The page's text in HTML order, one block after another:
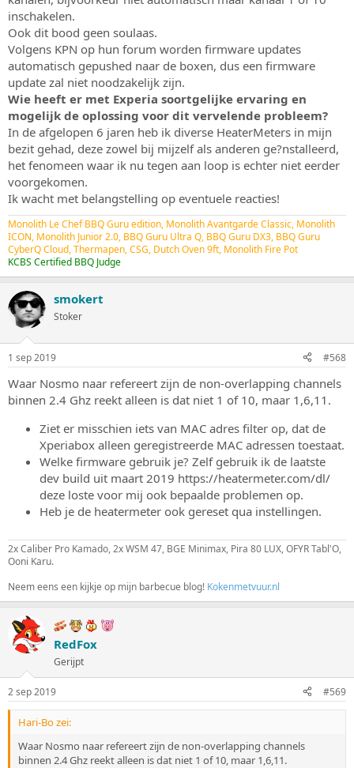
inschakelen.
Ook dit bood geen soulaas.
Volgens KPN op hun forum worden firmware updates
automatisch gepushed naar de boxen, dus een firmware
update zal niet noodzakelijk zijn.
Wie heeft er met Experia soortgelijke ervaring en
mogelijk de oplossing voor dit vervelende probleem?
In de afgelopen 6 jaren heb ik diverse HeaterMeters in mijn
bezit gehad, deze zowel bij mijzelf als anderen ge?nstalleerd,
het fenomeen waar ik nu tegen aan loop is echter niet eerder
voorgekomen.
Ik wacht met belangstelling op eventuele reacties!
Monolith Le Chef BBQ Guru edition, Monolith Avantgarde Classic, Monolith
ICON, Monolith Junior 2.0, BBQ Guru Ultra Q, BBQ Guru DX3, BBQ Guru
CyberQ Cloud, Thermapen, CSG, Dutch Oven 9ft, Monolith Fire Pot
KCBS Certified BBQ Judge
smokert
Stoker
1 sep 2019 #568
Waar Nosmo naar refereert zijn de non-overlapping channels
binnen 2.4 Ghz reekt alleen is dat niet 1 of 10, maar 1,6,11.
Ziet er misschien iets van MAC adres filter op, dat de
Xperiabox alleen geregistreerde MAC adressen toestaat.
Welke firmware gebruik je? Zelf gebruik ik de laatste
dev build uit maart 2019 https://heatermeter.com/dl/
deze loste voor mij ook bepaalde problemen op.
Heb je de heatermeter ook gereset qua instellingen.
2x Caliber Pro Kamado, 2x WSM 47, BGE Minimax, Pira 80 LUX, OFYR Tabl'O,
Ooni Karu.
Neem eens een kijkje op mijn barbecue blog! Kokenmetvuur.nl
RedFox
Gerijpt
2 sep 2019 #569
Hari-Bo zei:
Waar Nosmo naar refereert zijn de non-overlapping channels
binnen 2.4 Ghz reekt alleen is dat niet 1 of 10, maar 1,6,11.